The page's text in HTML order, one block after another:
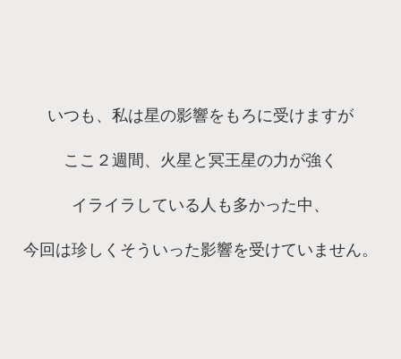
いつも、私は星の影響をもろに受けますが
ここ２週間、火星と冥王星の力が強く
イライラしている人も多かった中、
今回は珍しくそういった影響を受けていません。